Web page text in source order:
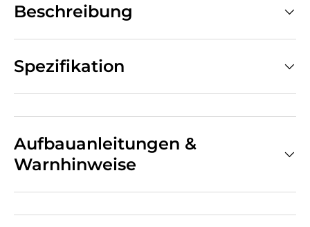
Beschreibung
Spezifikation
Aufbauanleitungen &
Warnhinweise